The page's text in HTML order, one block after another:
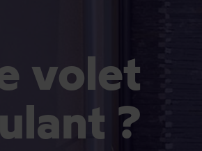
volet
?